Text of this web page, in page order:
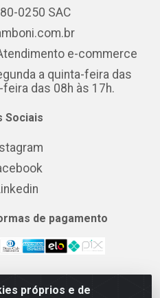
próprios e de
0250 SAC
e-commerce
a quinta-feira das
das 08h às 17h.
Sociais
de pagamento